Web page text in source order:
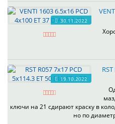
30.11.2022
19.10.2022
ключи на 21 сдирают краску в
но по